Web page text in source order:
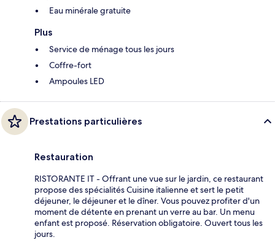
Eau minérale gratuite
Plus
Service de ménage tous les jours
Coffre-fort
Ampoules LED
Prestations particulières
Restauration
RISTORANTE IT - Offrant une vue sur le jardin, ce restaurant
propose des spécialités Cuisine italienne et sert le petit
déjeuner, le déjeuner et le dîner. Vous pouvez profiter d'un
moment de détente en prenant un verre au bar. Un menu
enfant est proposé. Réservation obligatoire. Ouvert tous les
jours.